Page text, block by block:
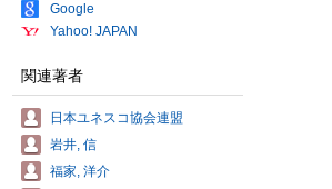
Google
Yahoo! JAPAN
関連著者
日本ユネスコ協会連盟
岩井, 信
福家, 洋介